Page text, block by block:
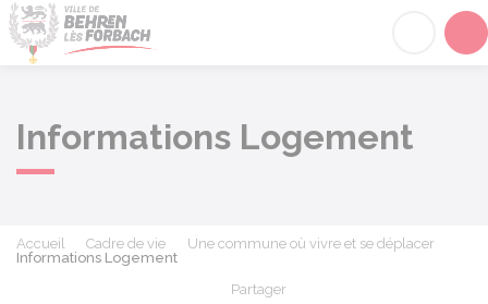
Informations Logement
Accueil Cadre de vie
Une commune où vivre et se déplacer
Informations Logement
Partager